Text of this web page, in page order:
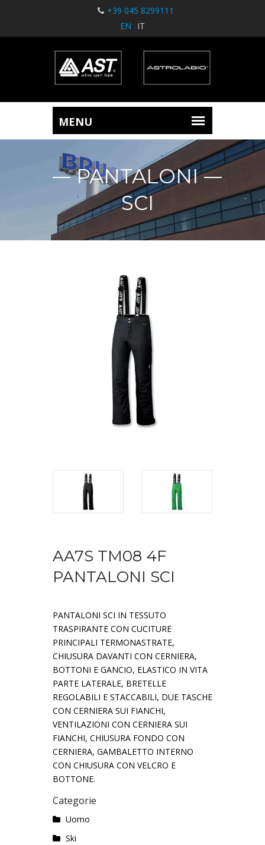
+39 045 8299111
EN
IT
PANTALONI
SCI
AA7S TM08 4F
PANTALONI SCI
PANTALONI SCI IN TESSUTO
TRASPIRANTE CON CUCITURE
PRINCIPALI TERMONASTRATE,
CHIUSURA DAVANTI CON CERNIERA,
BOTTONI E GANCIO, ELASTICO IN VITA
PARTE LATERALE, BRETELLE
REGOLABILI E STACCABILI, DUE TASCHE
CON CERNIERA SUI FIANCHI,
VENTILAZIONI CON CERNIERA SUI
FIANCHI, CHIUSURA FONDO CON
CERNIERA, GAMBALETTO INTERNO
CON CHIUSURA CON VELCRO E
BOTTONE.
Categorie
Uomo
Ski